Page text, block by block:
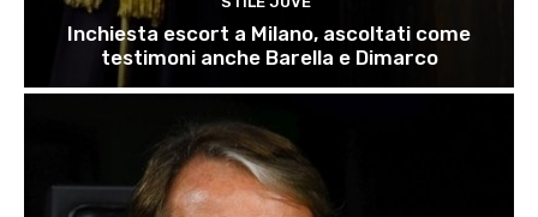
Inchiesta escort a Milano, ascoltati come
testimoni anche Barella e Dimarco